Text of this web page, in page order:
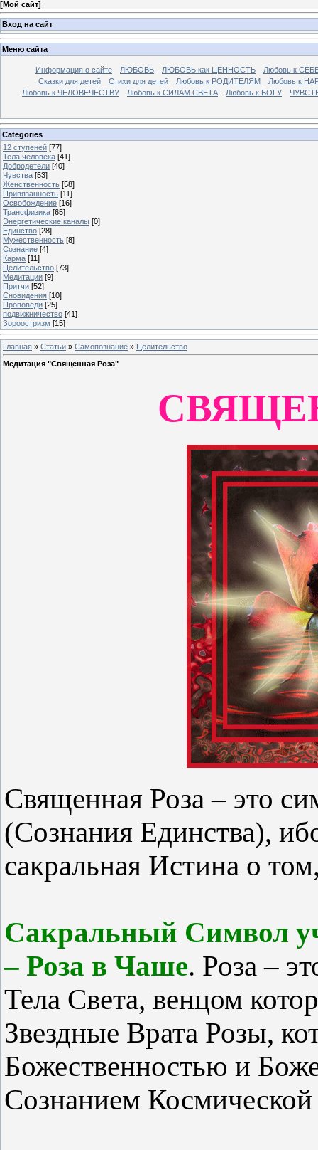
[Мой сайт]
Вход на сайт
Меню сайта
Информация о сайте ЛЮБОВЬ ЛЮБОВЬ как ЦЕННОСТЬ
Любовь к
Сказки для детей
Стихи для детей Любовь к РОДИТЕЛЯМ
Любовь к
Любовь к ЧЕЛОВЕЧЕСТВУ
Любовь к СИЛАМ СВЕТА Любовь к БОГУ
Categories
12 ступеней [77]
Тела человека [41]
Добродетели [40]
Чувства [53]
Женственность [58]
Привязанность [11]
Освобождение [16]
Трансфизика [65]
Энергетические каналы [0]
Единство [28]
Мужественность [8]
Сознание [4]
Карма [11]
Целительство [73]
Медитации [9]
Притчи [52]
Сновидения [10]
Проповеди [25]
подвижничество [41]
Зороостризм [15]
Главная » Статьи » Самопознание » Целительство
Медитация "Священная Роза"
Священная Роза – это
(Сознания Единства),
сакральная Истина о
Сакральный Символ
– Роза в Чаше. Роза –
Тела Света, венцом
Звездные Врата Розы,
Божественностью и
Сознанием